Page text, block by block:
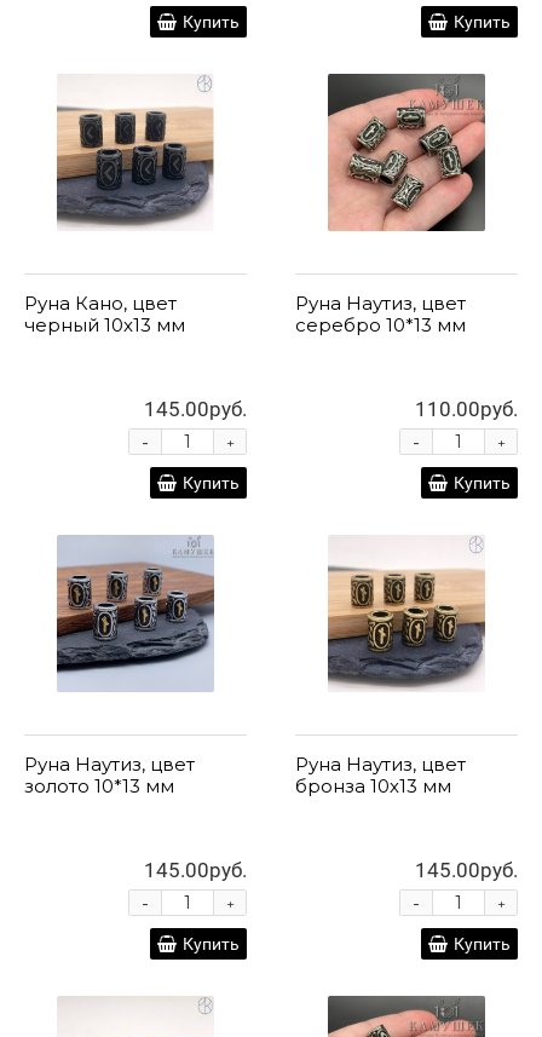
Купить Купить
Руна Кано, цвет
черный 10х13 мм
145.00руб.
+
-
Купить
Руна Наутиз, цвет
серебро 10*13 мм
110.00руб.
+
-
Купить
Руна Наутиз, цвет
золото 10*13 мм
145.00руб.
+
-
Купить
Руна Наутиз, цвет
бронза 10х13 мм
145.00руб.
+
-
Купить